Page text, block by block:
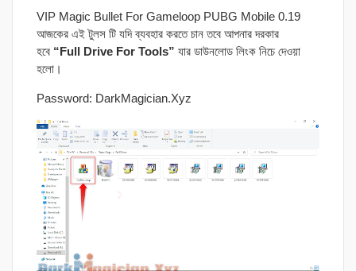
VIP Magic Bullet For Gameloop PUBG Mobile 0.19
আজকের এই টুলস টি যদি ব্যবহার করতে চান তবে আপনার দরকার
হবে “Full Drive For Tools” যার ডাউনলোড লিংক নিচে দেওয়া
হলো।
Password: DarkMagician.Xyz